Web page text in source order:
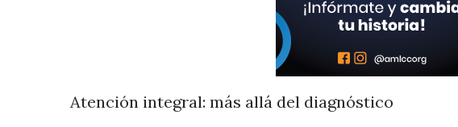
Atención integral: más allá del diagnóstico